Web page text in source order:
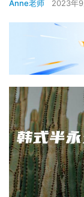
Anne老师 2023年